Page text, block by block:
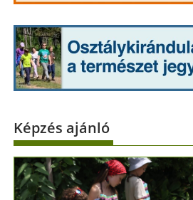
Képzés ajánló